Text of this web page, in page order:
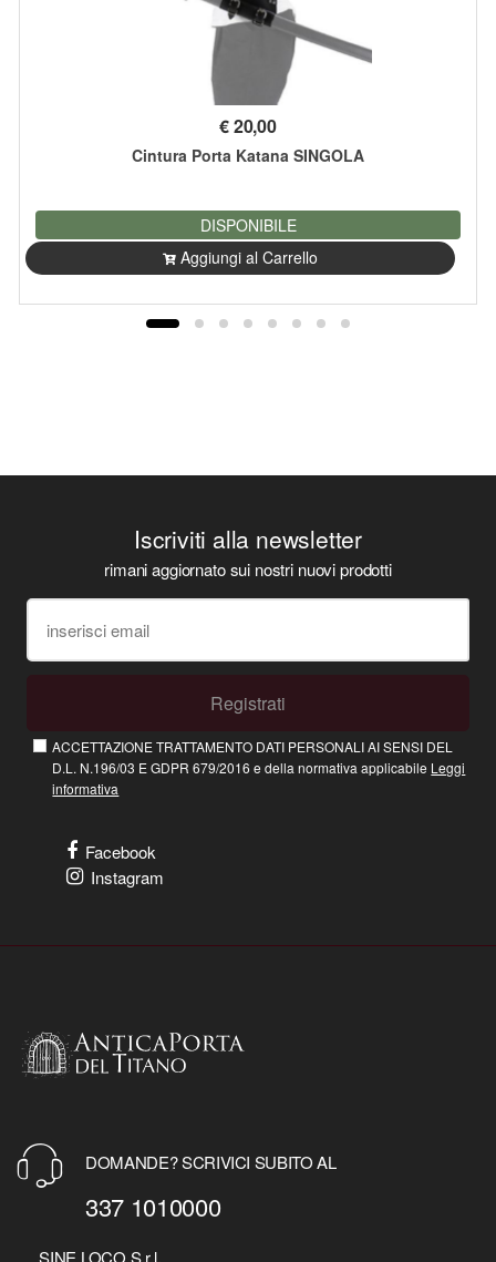
€20,00
Cintura Porta Katana SINGOLA
DISPONIBILE
Aggiungi al Carrello
Iscriviti alla newsletter
rimani aggiornato sui nostri nuovi prodotti
Registrati
ACCETTAZIONE TRATTAMENTO DATI PERSONALI AI SENSI DEL
D.L. N.196/03 E GDPR 679/2016 e della normativa applicabile Leggi
informativa
Facebook
Instagram
DOMANDE? SCRIVICI SUBITO AL
337 1010000
SINE LOCO S.r.l.